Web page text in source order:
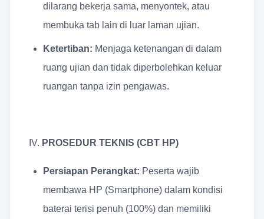
dilarang bekerja sama, menyontek, atau
membuka tab lain di luar laman ujian.
Ketertiban: Menjaga ketenangan di dalam
ruang ujian dan tidak diperbolehkan keluar
ruangan tanpa izin pengawas.
IV. PROSEDUR TEKNIS (CBT HP)
Persiapan Perangkat: Peserta wajib
membawa HP (Smartphone) dalam kondisi
baterai terisi penuh (100%) dan memiliki